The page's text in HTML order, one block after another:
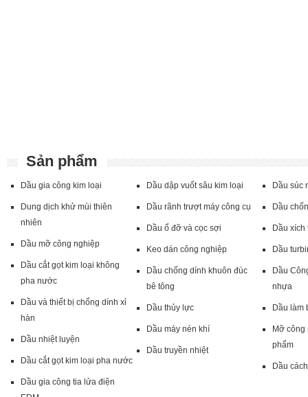
Sản phẩm
Dầu gia công kim loại
Dung dịch khử mùi thiên
nhiên
Dầu mỡ công nghiệp
Dầu cắt gọt kim loại không
pha nước
Dầu và thiết bị chống dính xỉ
hàn
Dầu nhiệt luyện
Dầu cắt gọt kim loại pha nước
Dầu gia công tia lửa điện
Dầu dập vuốt sâu kim loại
Dầu rãnh trượt máy công cụ
Dầu ổ đỡ và cọc sợi
Keo dán công nghiệp
Dầu chống dính khuôn đúc
bê tông
Dầu thủy lực
Dầu máy nén khí
Dầu truyền nhiệt
Dầu súc
Dầu
Dầu
Dầu
Dầu
nhựa
Dầu làm
Mỡ
phẩm
Dầu